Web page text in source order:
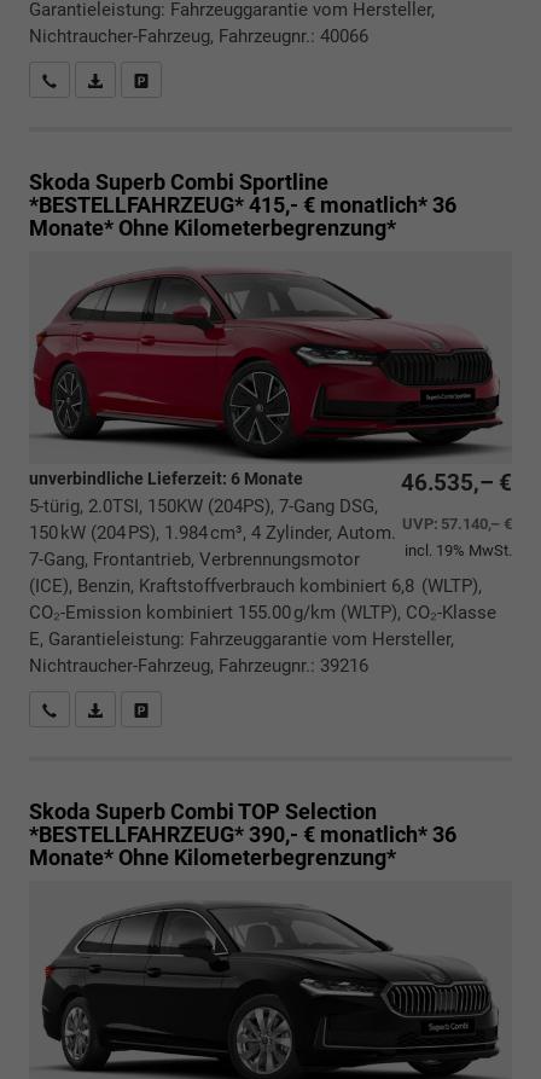
Garantieleistung: Fahrzeuggarantie vom Hersteller,
Nichtraucher-Fahrzeug, Fahrzeugnr.: 40066
Rückrufbitte absenden
PDF-Datei, Fahrzeugexposé drucken
Skoda Superb Combi Sportline
*BESTELLFAHRZEUG* 415,- € monatlich* 36
Monate* Ohne Kilometerbegrenzung*
46.535,– €
UVP: 57.140,– €
incl. 19% MwSt.
unverbindliche Lieferzeit: 6 Monate
5-türig, 2.0TSI, 150KW (204PS), 7-Gang DSG,
150 kW (204 PS), 1.984 cm³, 4 Zylinder, Autom.
7-Gang, Frontantrieb, Verbrennungsmotor
(ICE), Benzin, Kraftstoffverbrauch kombiniert 6,8 (WLTP),
CO₂-Emission kombiniert 155.00 g/km (WLTP), CO₂-Klasse
E, Garantieleistung: Fahrzeuggarantie vom Hersteller,
Nichtraucher-Fahrzeug, Fahrzeugnr.: 39216
Rückrufbitte absenden
PDF-Datei, Fahrzeugexposé drucken
Skoda Superb CombiTOP Selection
*BESTELLFAHRZEUG* 390,- € monatlich* 36
Monate* Ohne Kilometerbegrenzung*